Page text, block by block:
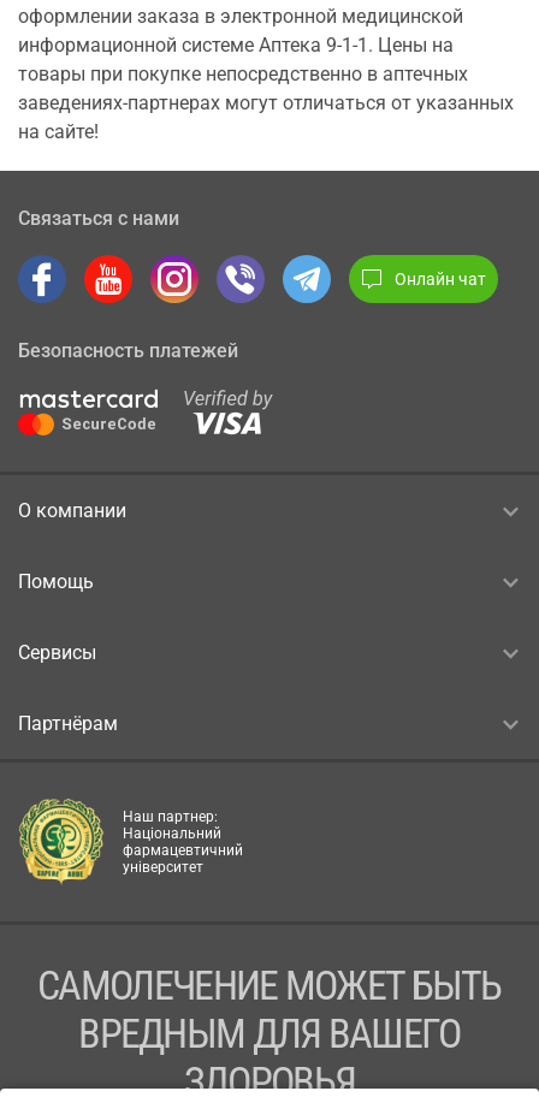
оформлении заказа в электронной медицинской
информационной системе Аптека 9-1-1. Цены на
товары при покупке непосредственно в аптечных
заведениях-партнерах могут отличаться от указанных
на сайте!
Связаться с нами
Онлайн чат
Безопасность платежей
О компании
Помощь
Сервисы
Партнёрам
Наш партнер:
Національний
фармацевтичний
університет
САМОЛЕЧЕНИЕ МОЖЕТ БЫТЬ
ВРЕДНЫМ ДЛЯ ВАШЕГО
ЗДОРОВЬЯ